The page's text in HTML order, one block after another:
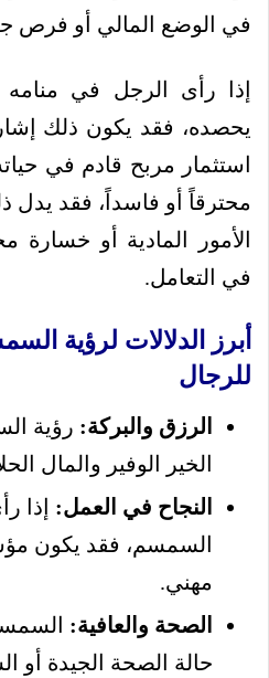
في الوضع المالي أو فرص
إذا رأى الرجل في
يحصده، فقد يكون ذلك
استثمار مربح قادم في
محترقاً أو فاسداً، فقد
الأمور المادية أو خسارة
في التعامل.
أبرز الدلالات لرؤية
للرجال
الرزق والبركة: رؤية
الخير الوفير والمال
النجاح في العمل: إذا
السمسم، فقد يكون
مهني.
الصحة والعافية:
حالة الصحة الجيدة